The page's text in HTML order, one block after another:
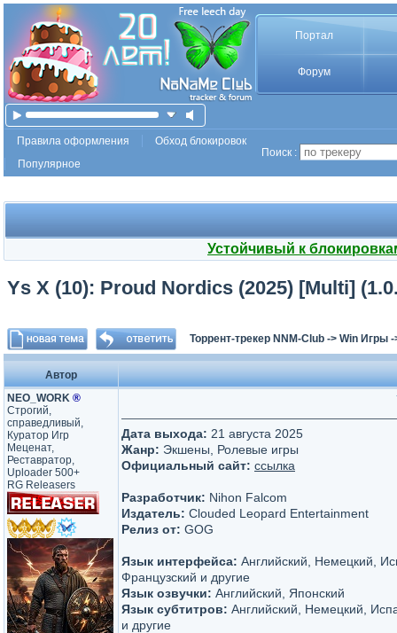
Портал
Форум
Правила оформления
Обход блокировок
Популярное
Поиск :
Устойчивый к
Ys X (10): Proud Nordics (2025) [Multi]
Торрент-трекер NNM-Club -> Win Игры
Автор
NEO_WORK ®
Строгий,
справедливый,
Куратор Игр
Меценат,
Реставратор,
Uploader 500+
RG Releasers
Дата выхода: 21 августа 2025
Жанр: Экшены, Ролевые игры
Официальный сайт: ссылка
Разработчик: Nihon Falcom
Издатель: Clouded Leopard Entertainment
Релиз от: GOG
Язык интерфейса: Английский, Немецкий,
Французский и другие
Язык озвучки: Английский, Японский
Язык субтитров: Английский, Немецкий,
и другие